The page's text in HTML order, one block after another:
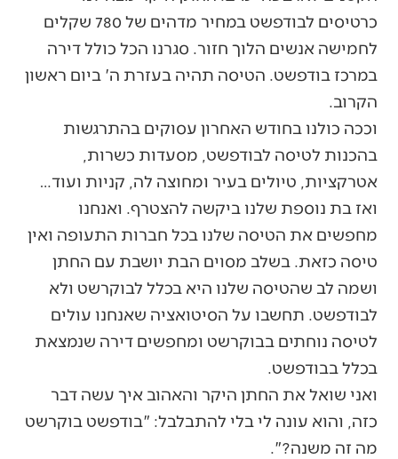
כרטיסים לבודפשט במחיר מדהים של 780 שקלים
לחמישה אנשים הלוך חזור. סגרנו הכל כולל דירה
במרכז בודפשט. הטיסה תהיה בעזרת ה' ביום ראשון
הקרוב.
וככה כולנו בחודש האחרון עסוקים בהתרגשות
בהכנות לטיסה לבודפשט, מסעדות כשרות,
אטרקציות, טיולים בעיר ומחוצה לה, קניות ועוד…
ואז בת נוספת שלנו ביקשה להצטרף. ואנחנו
מחפשים את הטיסה שלנו בכל חברות התעופה ואין
טיסה כזאת. בשלב מסוים הבת יושבת עם החתן
ושמה לב שהטיסה שלנו היא בכלל לבוקרשט ולא
לבודפשט. תחשבו על הסיטואציה שאנחנו עולים
לטיסה נוחתים בבוקרשט ומחפשים דירה שנמצאת
בכלל בבודפשט.
ואני שואל את החתן היקר והאהוב איך עשה דבר
כזה, והוא עונה לי בלי להתבלבל: "בודפשט בוקרשט
מה זה משנה?".